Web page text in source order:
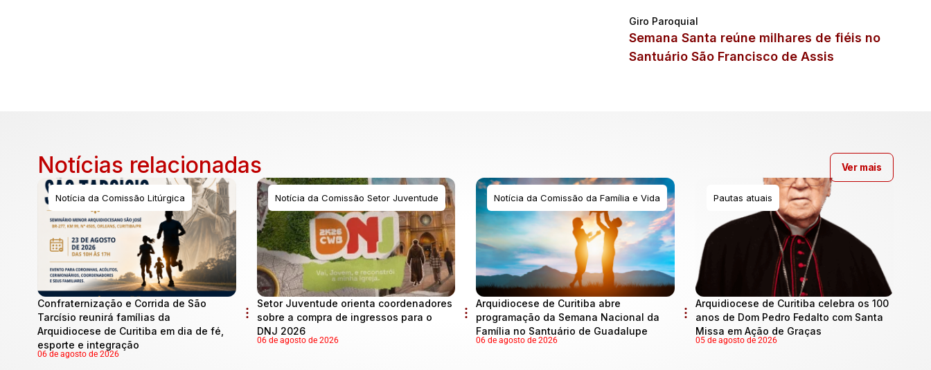
Giro Paroquial
Semana Santa reúne milhares de fiéis no
Santuário São Francisco de Assis
Notícias relacionadas
Notícia da Comissão Litúrgica
Confraternização e Corrida de São
Tarcísio reunirá famílias da
Arquidiocese de Curitiba em dia de fé,
esporte e integração
06 de agosto de 2026
Notícia da Comissão Setor Juventude
Setor Juventude orienta coordenadores
sobre a compra de ingressos para o
DNJ 2026
06 de agosto de 2026
Notícia da Comissão da Família e Vida
Arquidiocese de Curitiba abre
programação da Semana Nacional da
Família no Santuário de Guadalupe
06 de agosto de 2026
Pautas atuais
Arquidiocese de Curitiba celebra os 100
anos de Dom Pedro Fedalto com Santa
Missa em Ação de Graças
05 de agosto de 2026
Ver mais